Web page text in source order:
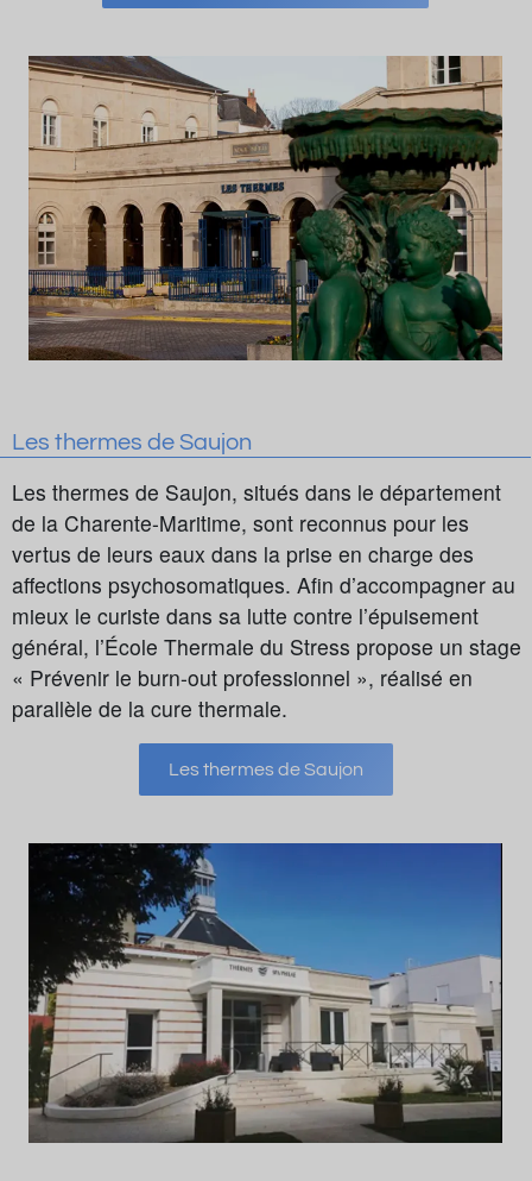
Les thermes de Saujon
Les thermes de Saujon, situés dans le département
de la Charente-Maritime, sont reconnus pour les
vertus de leurs eaux dans la prise en charge des
affections psychosomatiques. Afin d’accompagner au
mieux le curiste dans sa lutte contre l’épuisement
général, l’École Thermale du Stress propose un stage
« Prévenir le burn-out professionnel », réalisé en
parallèle de la cure thermale.
Les thermes de Saujon